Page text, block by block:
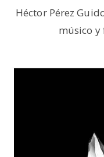
Héctor Pérez
músico y